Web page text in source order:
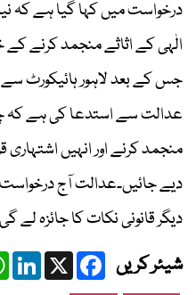
درخواست میں کہا گیا ہے کہ
الٰہی کے اثاثے منجمد کرنے کے
جس کے بعد لاہور ہائیکورٹ سے
عدالت سے استدعا کی ہے کہ
منجمد کرنے اور انہیں اشتہاری
دیے جائیں۔عدالت آج
دیگر قانونی نکات کا جائزہ لے
شیئر کریں Facebook
X
LinkedIn